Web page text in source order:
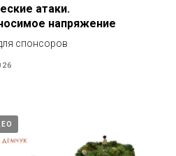
атаки.
напряжение
спонсоров